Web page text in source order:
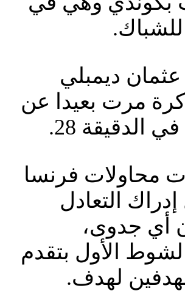
ديمبلي
مرت بعيدا عن
الدقيقة 28.
محاولات فرنسا
التعادل
أي جدوى،
الأول بتقدم
بهدفين لهدف.